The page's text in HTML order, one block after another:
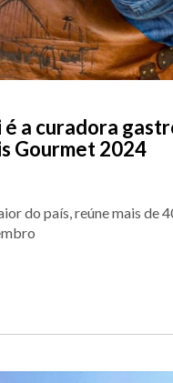
é a curadora
Gourmet 2024
do país, reúne mais de